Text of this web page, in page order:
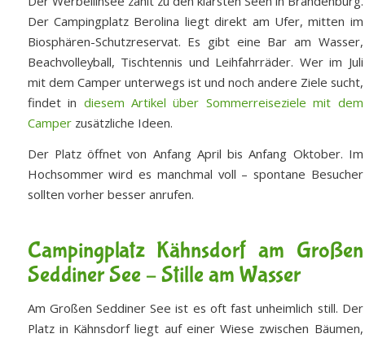
Der Campingplatz Berolina liegt direkt am Ufer, mitten im
Biosphären-Schutzreservat. Es gibt eine Bar am Wasser,
Beachvolleyball, Tischtennis und Leihfahrräder. Wer im Juli
mit dem Camper unterwegs ist und noch andere Ziele sucht,
findet in diesem Artikel über Sommerreiseziele mit dem
Camperzusätzliche Ideen.
Der Platz öffnet von Anfang April bis Anfang Oktober. Im
Hochsommer wird es manchmal voll – spontane Besucher
sollten vorher besser anrufen.
Campingplatz Kähnsdorf am Großen
Seddiner See – Stille am Wasser
Am Großen Seddiner See ist es oft fast unheimlich still. Der
Platz in Kähnsdorf liegt auf einer Wiese zwischen Bäumen,